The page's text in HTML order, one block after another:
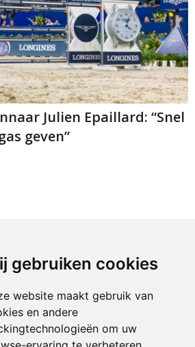
gebruiken cookies
website maakt gebruik van
en andere
om uw
Julien Epaillard: “Snel
geven”